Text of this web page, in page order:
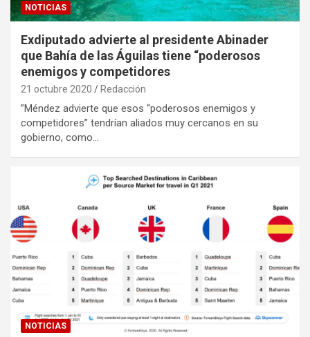
NOTICIAS
Exdiputado advierte al presidente Abinader
que Bahía de las Águilas tiene “poderosos
enemigos y competidores
21 octubre 2020 Redacción
”Méndez advierte que esos “poderosos enemigos y
competidores” tendrían aliados muy cercanos en su
gobierno, como…
NOTICIAS